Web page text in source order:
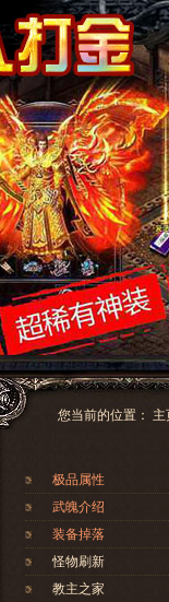
您当前的位置： 主
极品属性
武魄介绍
装备掉落
怪物刷新
教主之家